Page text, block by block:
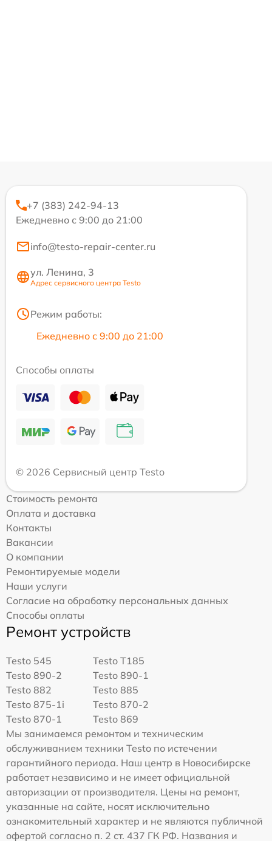
+7 (383) 242-94-13
Ежедневно с 9:00 до 21:00
info@testo-repair-center.ru
ул. Ленина, 3
Адрес сервисного центра Testo
Режим работы:
Ежедневно с 9:00 до 21:00
Способы оплаты
© 2026 Сервисный центр Testo
Стоимость ремонта
Оплата и доставка
Контакты
Вакансии
О компании
Ремонтируемые модели
Наши услуги
Согласие на обработку персональных данных
Способы оплаты
Ремонт устройств
Testo 545
Testo T185
Testo 890-2
Testo 890-1
Testo 882
Testo 885
Testo 875-1i
Testo 870-2
Testo 870-1
Testo 869
Мы занимаемся ремонтом и техническим
обслуживанием техники Testo по истечении
гарантийного периода. Наш центр в Новосибирске
работает независимо и не имеет официальной
авторизации от производителя. Цены на ремонт,
указанные на сайте, носят исключительно
ознакомительный характер и не являются публичной
офертой согласно п. 2 ст. 437 ГК РФ. Названия и